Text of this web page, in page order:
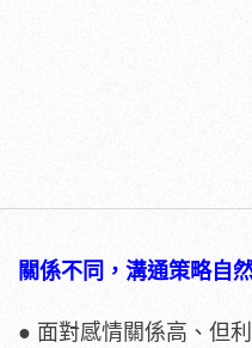
關係不同，溝通策略自
● 面對感情關係高、但